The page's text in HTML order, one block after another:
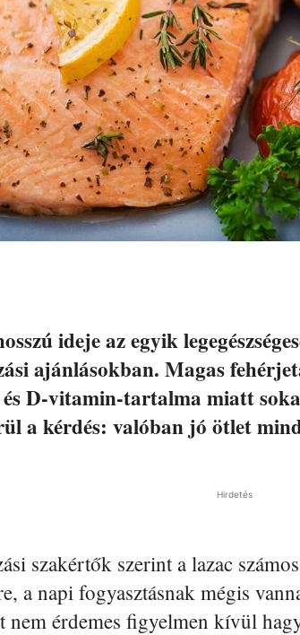
ideje az egyik
ajánlásokban. Magas
D-vitamin-tartalma miatt
a kérdés: valóban jó ötlet
Hirdetés
szakértők szerint a lazac
a napi fogyasztásnak mégis
nem érdemes figyelmen kívül